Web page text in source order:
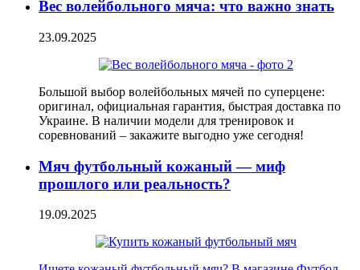
Вес волейбольного мяча: что важно знать
23.09.2025
Большой выбор волейбольных мячей по суперцене:
оригинал, официальная гарантия, быстрая доставка по
Украине. В наличии модели для тренировок и
соревнований – закажите выгодно уже сегодня!
Мяч футбольный кожаный — миф
прошлого или реальность?
19.09.2025